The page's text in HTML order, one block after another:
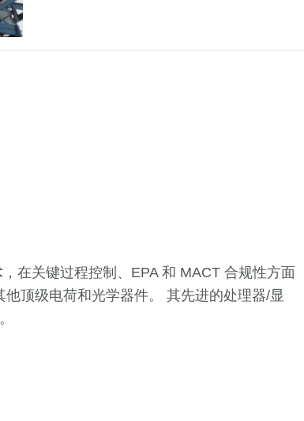
，在关键过程控制、EPA 和 MACT 合规性方面
顶级电荷和光学器件。 其先进的处理器/显